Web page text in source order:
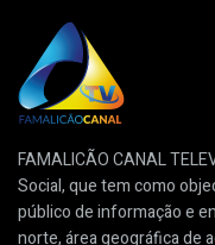
FAMALICÃO CANAL
Social, que tem como
público de informação e
norte, área geográfica de